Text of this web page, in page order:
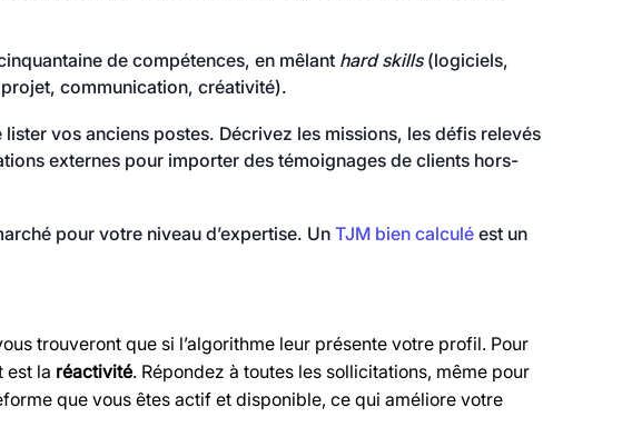
de compétences, en mêlant hard skills(logiciels,
communication, créativité).
vos anciens postes. Décrivez les missions, les défis relevés
externes pour importer des témoignages de clients hors-
pour votre niveau d’expertise. Un TJM bien calculé est un
trouveront que si l’algorithme leur présente votre profil. Pour
est la réactivité. Répondez à toutes les sollicitations, même pour
que vous êtes actif et disponible, ce qui améliore votre